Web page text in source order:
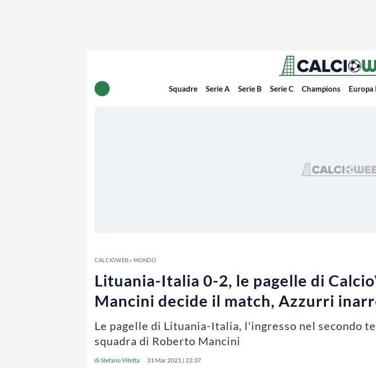
Squadre Serie A Serie B Serie C Champions Europa
CALCIOWEB» MONDO
Lituania-Italia 0-2, le pagelle di
Mancini decide il match, Azzurri
Le pagelle di Lituania-Italia, l'ingresso nel secondo
squadra di Roberto Mancini
diStefano Vitetta 31 Mar 2021 | 22:37